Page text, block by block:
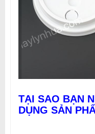
TẠI SAO BẠN
DỤNG SẢN